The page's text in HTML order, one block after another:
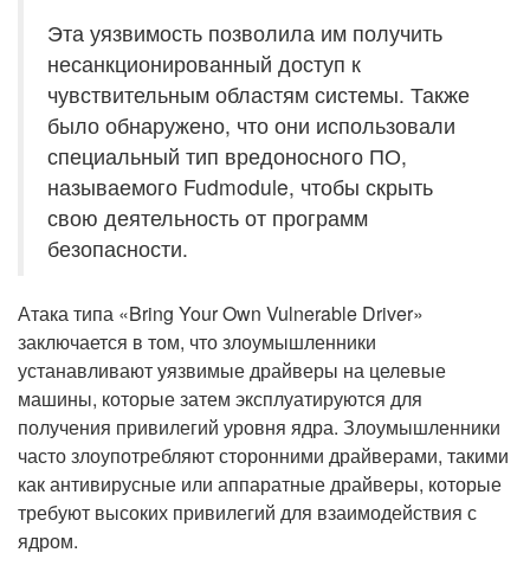
Эта уязвимость позволила им получить
несанкционированный доступ к
чувствительным областям системы. Также
было обнаружено, что они использовали
специальный тип вредоносного ПО,
называемого Fudmodule, чтобы скрыть
свою деятельность от программ
безопасности.
Атака типа «Bring Your Own Vulnerable Driver»
заключается в том, что злоумышленники
устанавливают уязвимые драйверы на целевые
машины, которые затем эксплуатируются для
получения привилегий уровня ядра. Злоумышленники
часто злоупотребляют сторонними драйверами, такими
как антивирусные или аппаратные драйверы, которые
требуют высоких привилегий для взаимодействия с
ядром.